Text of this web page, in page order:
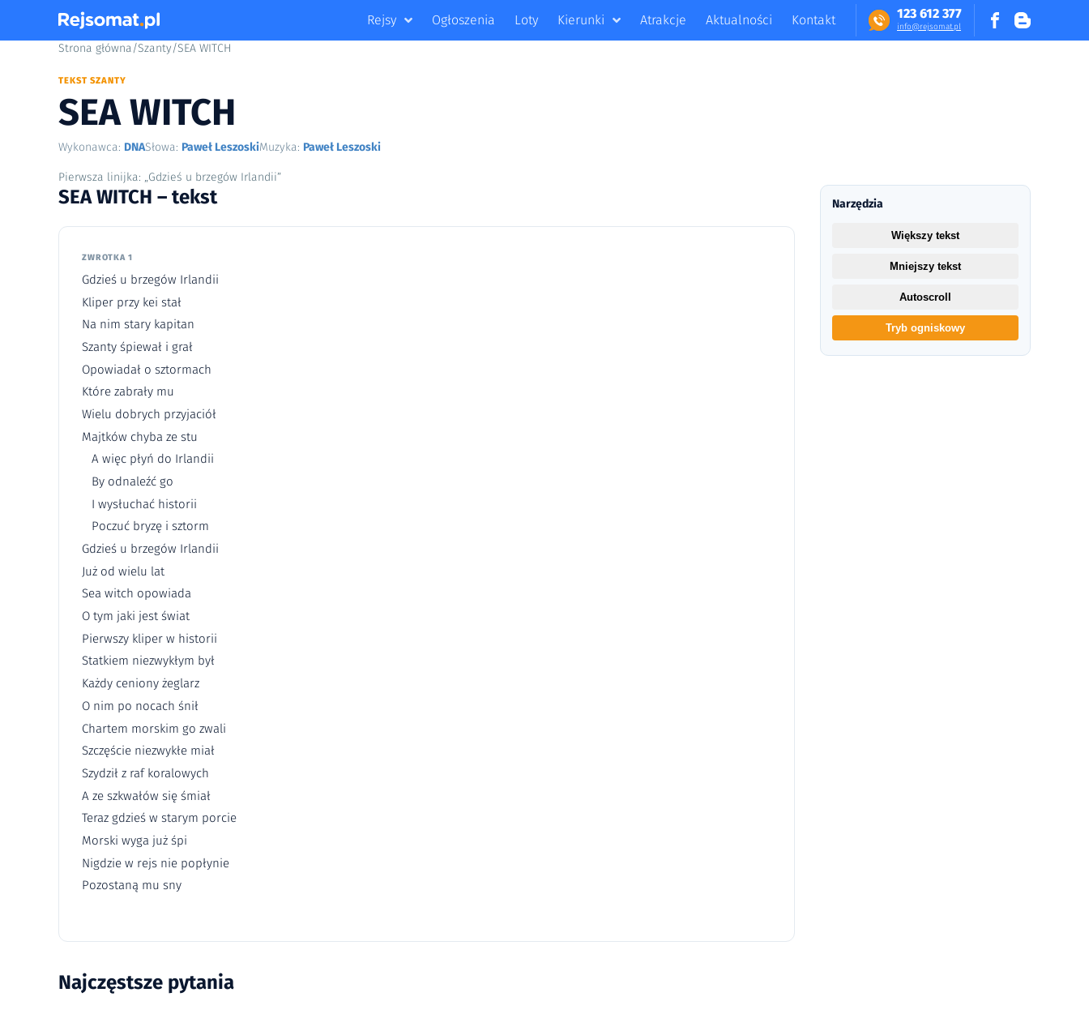
123 612 377
in​fo​@​​rej​somat​.​pl
Rejsy Ogłoszenia Loty Kierunki Atrakcje Aktualności Kontakt
Strona główna/Szanty/SEA WITCH
TEKST SZANTY
SEA WITCH
Wykonawca: DNASłowa: Paweł LeszoskiMuzyka: Paweł Leszoski
Pierwsza linijka: „Gdzieś u brzegów Irlandii”
SEA WITCH – tekst
ZWROTKA 1
Gdzieś u brzegów Irlandii
Kliper przy kei stał
Na nim stary kapitan
Szanty śpiewał i grał
Opowiadał o sztormach
Które zabrały mu
Wielu dobrych przyjaciół
Majtków chyba ze stu
A więc płyń do Irlandii
By odnaleźć go
I wysłuchać historii
Poczuć bryzę i sztorm
Gdzieś u brzegów Irlandii
Już od wielu lat
Sea witch opowiada
O tym jaki jest świat
Pierwszy kliper w historii
Statkiem niezwykłym był
Każdy ceniony żeglarz
O nim po nocach śnił
Chartem morskim go zwali
Szczęście niezwykłe miał
Szydził z raf koralowych
A ze szkwałów się śmiał
Teraz gdzieś w starym porcie
Morski wyga już śpi
Nigdzie w rejs nie popłynie
Pozostaną mu sny
Najczęstsze pytania
Narzędzia
Większy tekst
Mniejszy tekst
Autoscroll
Tryb ogniskowy